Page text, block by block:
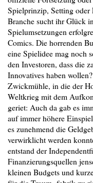
Spielprinzip, Setting oder
Branche sucht ihr Glück
Spielumsetzungen
Comics. Die horrenden
eine Spielidee mag noch
den Investoren, dass die
Innovatives haben
Zwickmühle, in die der
Weltkrieg mit dem
geriet: Auch da gab es
auf immer höhere
es zunehmend die
verwirklicht werden
entstand der
Finanzierungsquellen
kleinen Budgets und